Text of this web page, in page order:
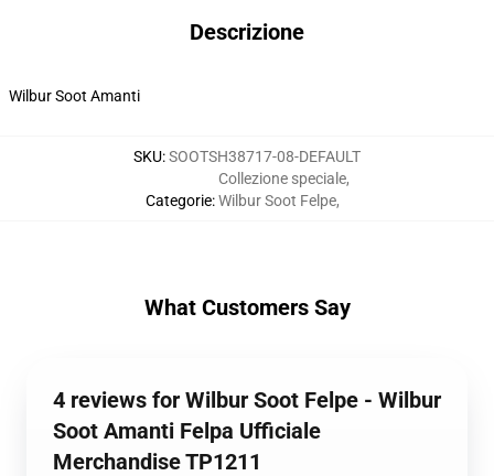
Descrizione
Wilbur Soot Amanti
SKU:SOOTSH38717-08-DEFAULT
Categorie:
Collezione speciale,
Wilbur Soot Felpe,
What Customers Say
4 reviews for Wilbur Soot Felpe - Wilbur
Soot Amanti Felpa Ufficiale
Merchandise TP1211